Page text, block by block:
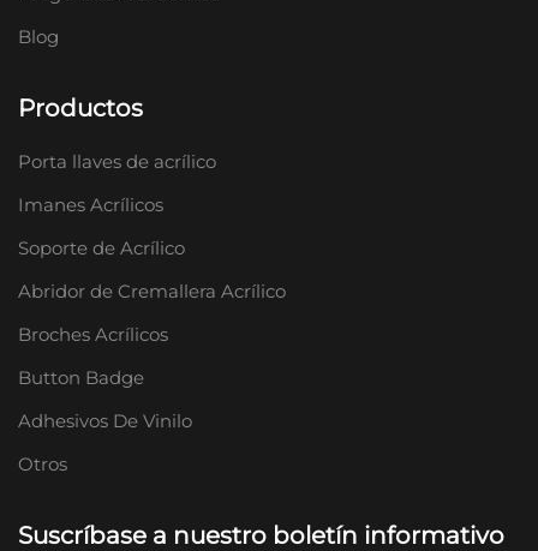
Blog
Productos
Porta llaves de acrílico
Imanes Acrílicos
Soporte de Acrílico
Abridor de Cremallera Acrílico
Broches Acrílicos
Button Badge
Adhesivos De Vinilo
Otros
Suscríbase a nuestro boletín informativo